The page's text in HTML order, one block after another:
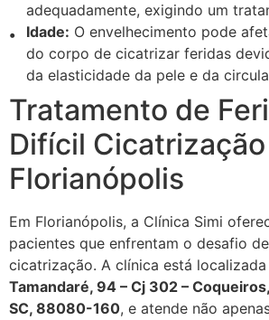
adequadamente, exigindo um
Idade: O envelhecimento pode
do corpo de cicatrizar feridas
da elasticidade da pele e da
Tratamento de
Difícil
Florianópolis
Em Florianópolis, a Clínica Simi
pacientes que enfrentam o desafio
cicatrização. A clínica está localizada
Tamandaré, 94 – Cj 302 –
SC, 88080-160, e atende não